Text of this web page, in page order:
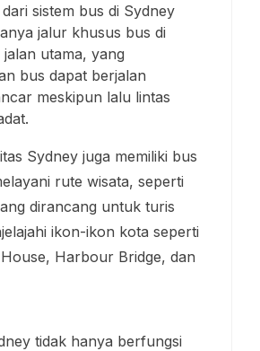
sistem bus di Sydney
jalur khusus bus di
utama, yang
bus dapat berjalan
meskipun lalu lintas
Sydney juga memiliki bus
rute wisata, seperti
dirancang untuk turis
ikon-ikon kota seperti
Harbour Bridge, dan
tidak hanya berfungsi